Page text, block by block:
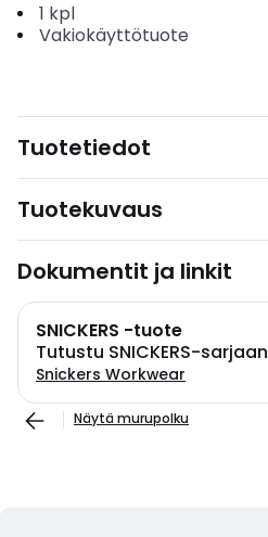
1 kpl
Vakiokäyttötuote
Tuotetiedot
Tuotekuvaus
Dokumentit ja linkit
SNICKERS -tuote
Tutustu SNICKERS-sarjaan
Snickers Workwear
Näytä murupolku